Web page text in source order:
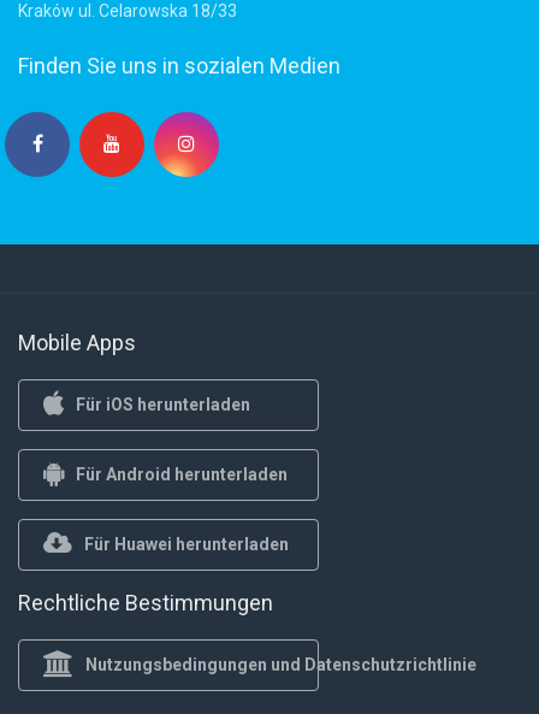
Kraków ul. Celarowska 18/33
Finden Sie uns in sozialen Medien
Mobile Apps
Für iOS herunterladen
Für Android herunterladen
Für Huawei herunterladen
Rechtliche Bestimmungen
Nutzungsbedingungen und Datenschutzrichtlinie